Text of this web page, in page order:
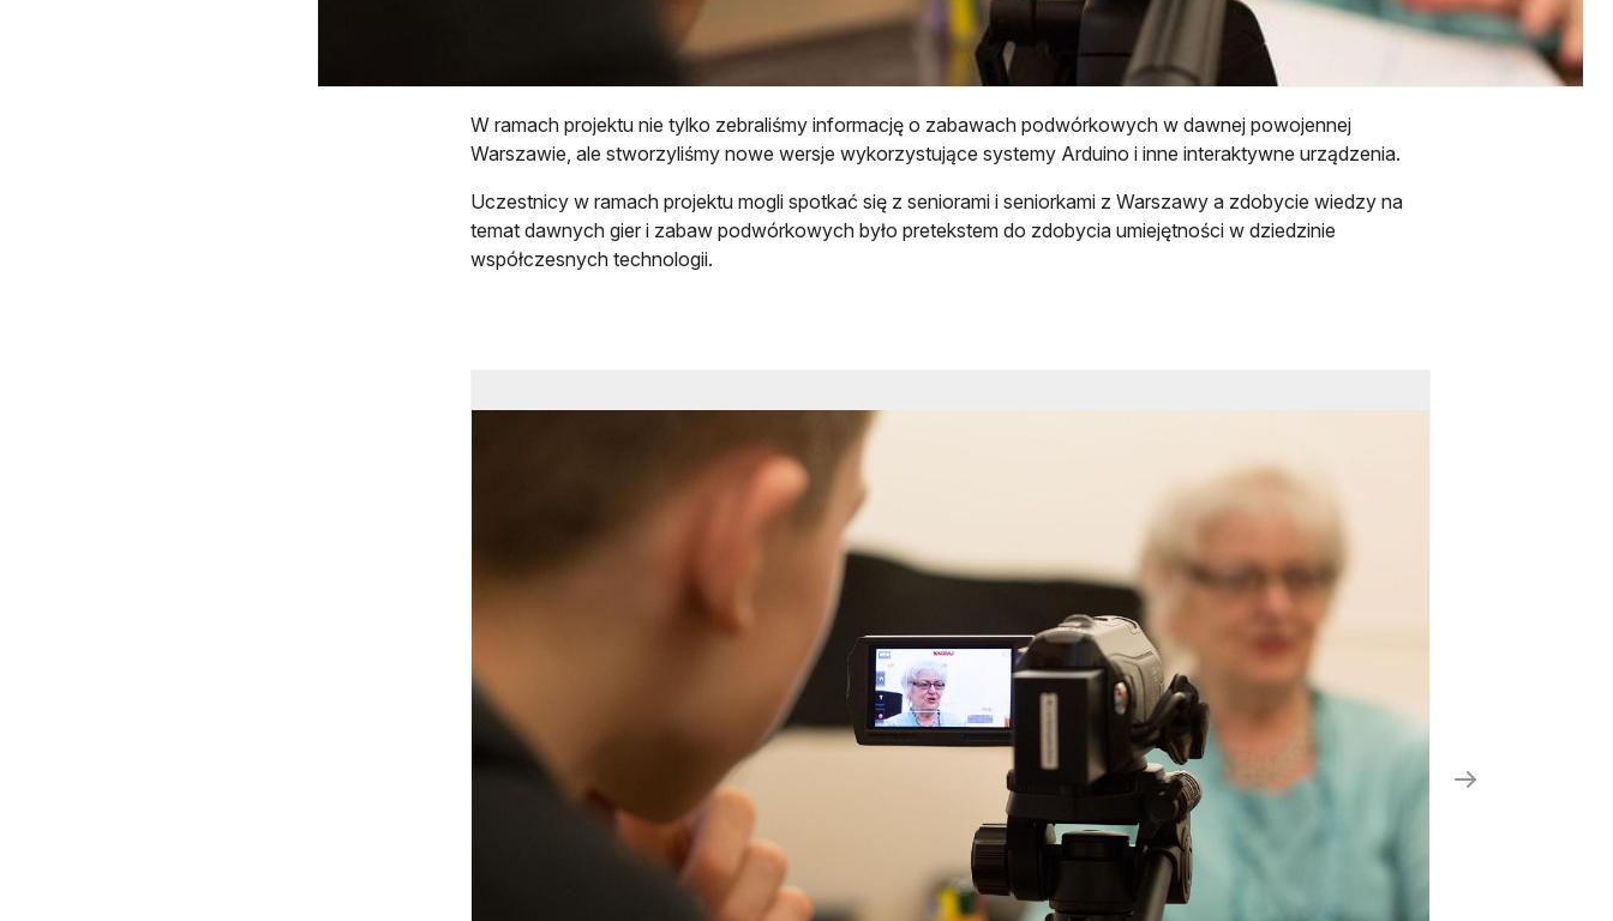
W ramach projektu nie tylko zebraliśmy informację o zabawach podwórkowych w dawnej powojennej
Warszawie, ale stworzyliśmy nowe wersje wykorzystujące systemy Arduino i inne interaktywne urządzenia.
Uczestnicy w ramach projektu mogli spotkać się z seniorami i seniorkami z Warszawy a zdobycie wiedzy na
temat dawnych gier i zabaw podwórkowych było pretekstem do zdobycia umiejętności w dziedzinie
współczesnych technologii.